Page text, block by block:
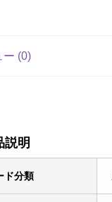
ー (0)
説明
ド分類